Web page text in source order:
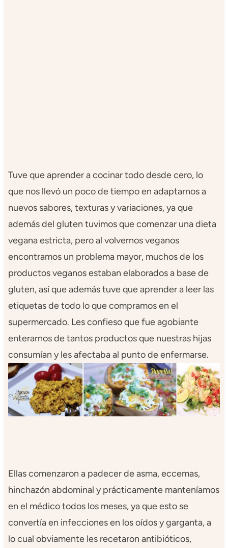
Tuve que aprender a cocinar todo desde cero, lo
que nos llevó un poco de tiempo en adaptarnos a
nuevos sabores, texturas y variaciones, ya que
además del gluten tuvimos que comenzar una dieta
vegana estricta, pero al volvernos veganos
encontramos un problema mayor, muchos de los
productos veganos estaban elaborados a base de
gluten, así que además tuve que aprender a leer las
etiquetas de todo lo que compramos en el
supermercado. Les confieso que fue agobiante
enterarnos de tantos productos que nuestras hijas
consumían y les afectaba al punto de enfermarse.
Ellas comenzaron a padecer de asma, eccemas,
hinchazón abdominal y prácticamente manteníamos
en el médico todos los meses, ya que esto se
convertía en infecciones en los oídos y garganta, a
lo cual obviamente les recetaron antibióticos,